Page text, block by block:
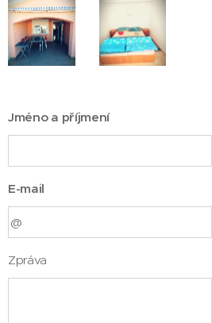
Jméno a příjmení
E-mail
Zpráva